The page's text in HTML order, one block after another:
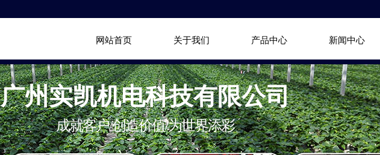
网站首页 关于我们 产品中心 新闻中心
广州实凯机电科技有限公司
成就客户/创造价值/为世界添彩